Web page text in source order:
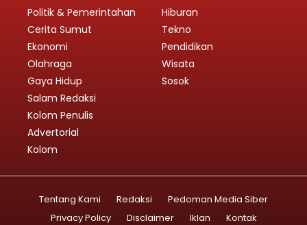
Politik & Pemerintahan
Cerita Sumut
Ekonomi
Olahraga
Gaya Hidup
Hiburan
Tekno
Pendidikan
Wisata
Sosok
Salam Redaksi
Kolom Penulis
Advertorial
Kolom
Tentang Kami Redaksi
Pedoman Media Siber
Privacy Policy
Disclaimer Iklan Kontak